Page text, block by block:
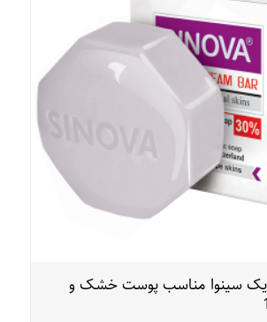
سینوا مناسب پوست خشک و